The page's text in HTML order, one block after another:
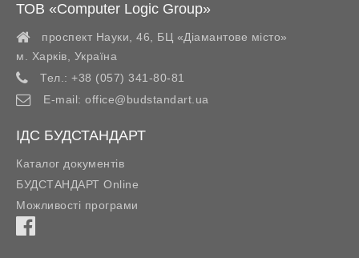
ТОВ «Computer Logic Group»
проспект Науки, 46, БЦ «Діамантове місто»
м. Харків
Україна
Тел.: +38 (057) 341-80-81
E-mail: office@budstandart.ua
ІДС БУДСТАНДАРТ
Каталог документів
БУДСТАНДАРТ Online
Можливості програми